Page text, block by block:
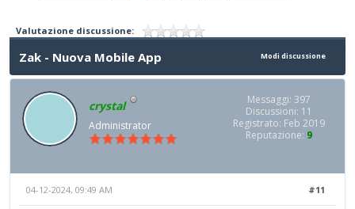
Valutazione discussione:
Modi discussione
Zak - Nuova Mobile App
crystal
Administrator
Messaggi: 397
Discussioni: 11
Registrato: Feb 2019
Reputazione: 9
#11
04-12-2024, 09:49 AM